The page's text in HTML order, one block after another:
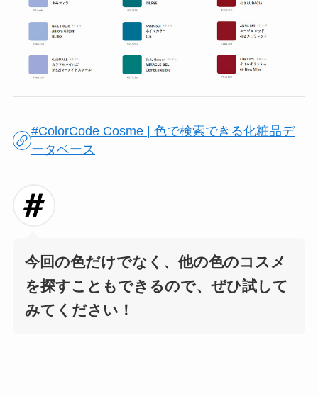
#ColorCode Cosme | 色で検索できる化粧品デ
ータベース
今回の色だけでなく、他の色のコスメ
を探すこともできるので、ぜひ試して
みてください！